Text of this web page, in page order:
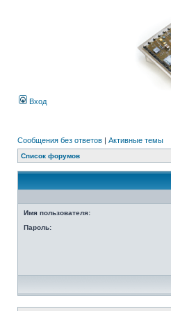
Вход
Сообщения без ответов | Активные темы
Список форумов
Имя пользователя:
Пароль: